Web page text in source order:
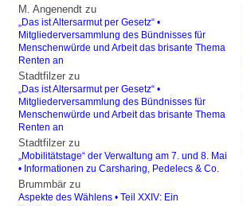
M. Angenendt zu
„Das ist Altersarmut per Gesetz“ •
Mitgliederversammlung des Bündnisses für
Menschenwürde und Arbeit das brisante Thema
Renten an
Stadtfilzer zu
„Das ist Altersarmut per Gesetz“ •
Mitgliederversammlung des Bündnisses für
Menschenwürde und Arbeit das brisante Thema
Renten an
Stadtfilzer zu
„Mobilitätstage“ der Verwaltung am 7. und 8. Mai
• Informationen zu Carsharing, Pedelecs & Co.
Brummbär zu
Aspekte des Wählens • Teil XXIV: Ein